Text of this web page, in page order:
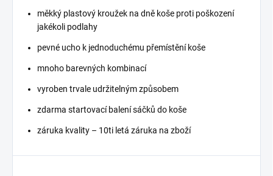
měkký plastový kroužek na dně koše proti poškození
jakékoli podlahy
pevné ucho k jednoduchému přemístění koše
mnoho barevných kombinací
vyroben trvale udržitelným způsobem
zdarma startovací balení sáčků do koše
záruka kvality – 10ti letá záruka na zboží